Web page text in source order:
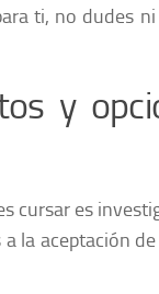
ti, no dudes ni
y
cursar es
la aceptación